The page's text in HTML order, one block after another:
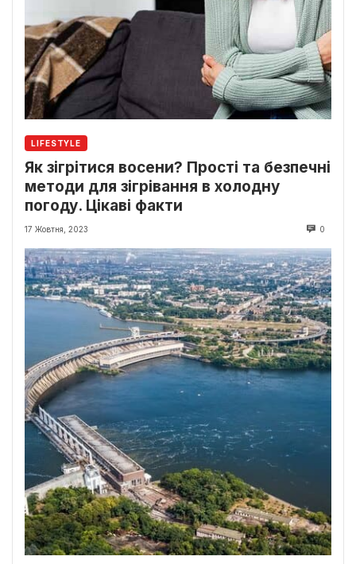
LIFESTYLE
Як зігрітися восени? Прості та безпечні
методи для зігрівання в холодну
погоду. Цікаві факти
17 Жовтня, 2023 0